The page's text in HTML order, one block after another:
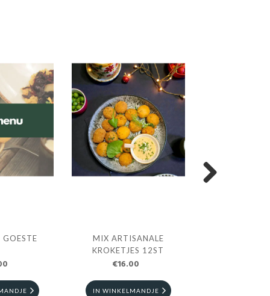
MIX ARTISANALE
KROKETJES 12ST
€16.00
IN WINKELMANDJE